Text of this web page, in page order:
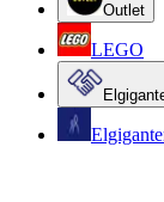
Outlet
LEGO